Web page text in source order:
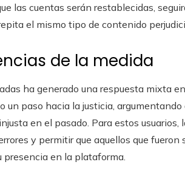
las cuentas serán restablecidas,
el mismo tipo de contenido
de la medida
ha generado una respuesta mixta
un paso hacia la justicia, argumentando
en el pasado. Para estos usuarios,
y permitir que aquellos que
en la plataforma.